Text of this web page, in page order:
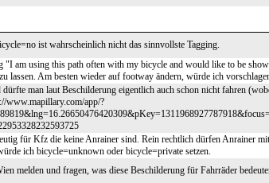
ist wahrscheinlich nicht das sinnvollste Tagging.
"I am using this path often with my bicycle and would like to be
lassen. Am besten wieder auf footway ändern, würde ich
man laut Beschilderung eigentlich auch schon nicht fahren
www.mapillary.com/app/?
für Kfz die keine Anrainer sind. Rein rechtlich dürfen Anrainer
ich bicycle=unknown oder bicycle=private setzen.
melden und fragen, was diese Beschilderung für Fahrräder